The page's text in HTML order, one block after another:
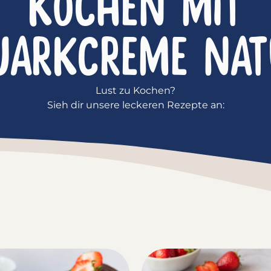
Lust zu Kochen?
Sieh dir unsere leckeren Rezepte an: